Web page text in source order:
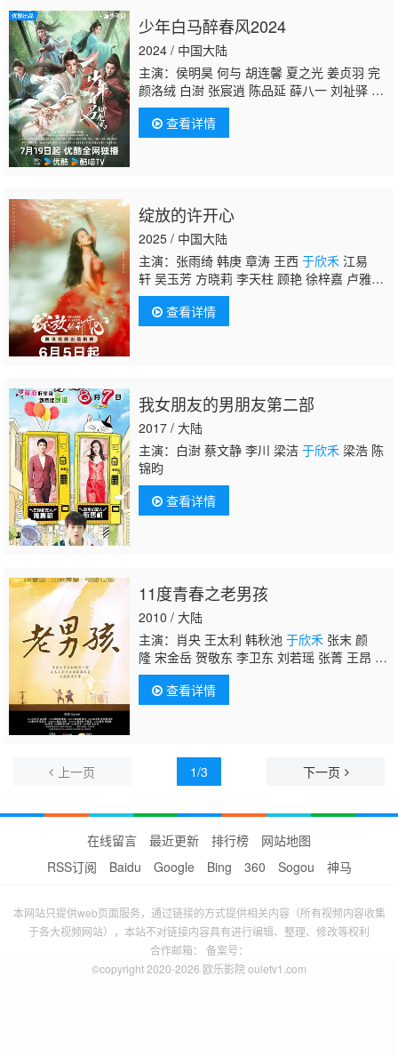
少年白马醉春风2024
2024 / 中国大陆
主演：侯明昊 何与 胡连馨 夏之光 姜贞羽 完
颜洛绒 白澍 张宸逍 陈品延 薛八一 刘祉驿 朱
正廷 邱心志 佟梦实 吴岱融 黄奕 阳兵卓 曹曦
月 程泓鑫 邓超元 肖凯中 黑泽 孙泽源 蒋恺 言
杰于欣禾修庆 范诗然 彭雅琦 虞祎杰 边天
查看详情
绽放的许开心
2025 / 中国大陆
主演：张雨绮 韩庚 章涛 王西 于欣禾江易
轩 吴玉芳 方晓莉 李天柱 顾艳 徐梓嘉 卢雅
熙 孔梓柔 彭博 夏力薪 谢帅 荣蓉
查看详情
我女朋友的男朋友第二部
2017 / 大陆
主演：白澍 蔡文静 李川 梁洁 于欣禾梁浩 陈
锦昀
查看详情
11度青春之老男孩
2010 / 大陆
主演：肖央 王太利 韩秋池 于欣禾张末 颜
隆 宋金岳 贺敬东 李卫东 刘若瑶 张菁 王昂 薛
萌 杜鹏 佟友琴 郭广启 郭一非 踏西男孩
查看详情
上一页 1/3 下一页
在线留言 最近更新 排行榜
网站地图
RSS订阅
Baidu Google Bing 360 Sogou 神马
本网站只提供web页面服务，通过链接的方式提供相关内容（所有视频内容收集
于各大视频网站），本站不对链接内容具有进行编辑、整理、修改等权利
合作邮箱： 备案号：
©copyright 2020-2026 欧乐影院 ouletv1.com